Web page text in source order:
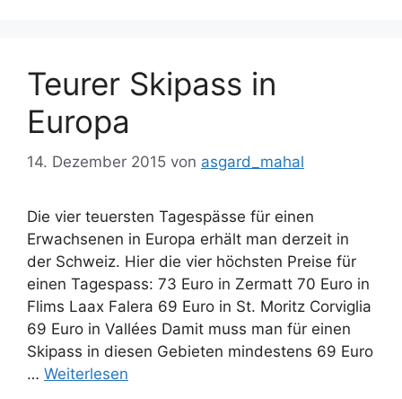
Teurer Skipass in
Europa
14. Dezember 2015 von asgard_mahal
Die vier teuersten Tagespässe für einen
Erwachsenen in Europa erhält man derzeit in
der Schweiz. Hier die vier höchsten Preise für
einen Tagespass: 73 Euro in Zermatt 70 Euro in
Flims Laax Falera 69 Euro in St. Moritz Corviglia
69 Euro in Vallées Damit muss man für einen
Skipass in diesen Gebieten mindestens 69 Euro
… Weiterlesen